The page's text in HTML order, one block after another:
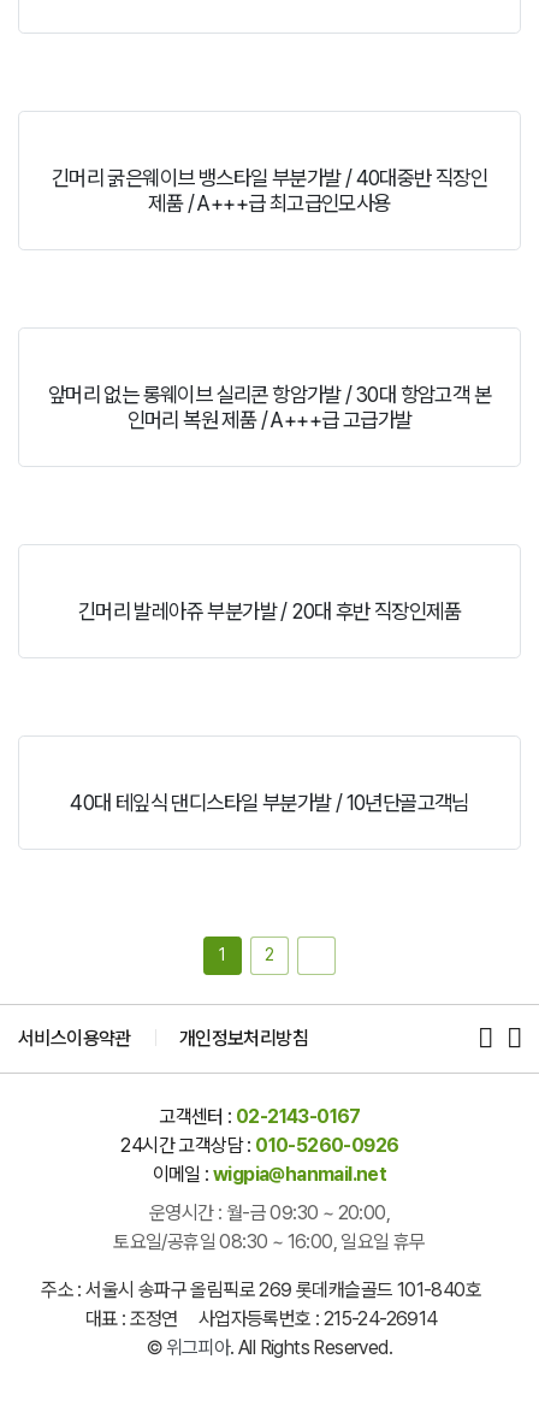
긴머리 굵은웨이브 뱅스타일 부분가발 / 40대중반 직장인
제품 / A+++급 최고급인모사용
앞머리 없는 롱웨이브 실리콘 항암가발 / 30대 항암고객 본
인머리 복원 제품 / A+++급 고급가발
긴머리 발레아쥬 부분가발 / 20대 후반 직장인제품
40대 테잎식 댄디스타일 부분가발 / 10년단골고객님
1 2
서비스이용약관 개인정보처리방침
고객센터 : 02-2143-0167
24시간 고객상담 : 010-5260-0926
이메일 :wigpia@hanmail.net
운영시간 : 월-금 09:30 ~ 20:00,
토요일/공휴일 08:30 ~ 16:00, 일요일 휴무
주소 : 서울시 송파구 올림픽로 269 롯데캐슬골드 101-840호
대표 : 조정연 사업자등록번호 : 215-24-26914
© 위그피아. All Rights Reserved.